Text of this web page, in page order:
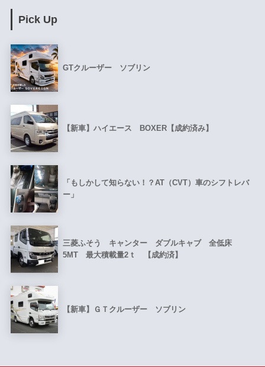
Pick Up
GTクルーザー ソブリン
【新車】ハイエース BOXER【成約済み】
「もしかして知らない！？AT（CVT）車のシフトレバ
ー」
三菱ふそう キャンター ダブルキャブ 全低床
5MT 最大積載量2ｔ 【成約済】
【新車】ＧＴクルーザー ソブリン